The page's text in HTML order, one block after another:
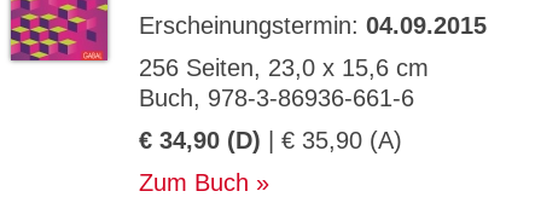
Erscheinungstermin: 04.09.2015
256 Seiten, 23,0 x 15,6 cm
Buch, 978-3-86936-661-6
€ 34,90 (D) | € 35,90 (A)
Zum Buch